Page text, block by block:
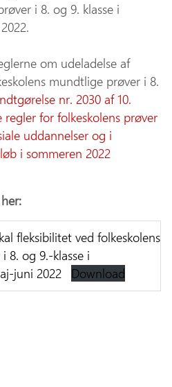
i 8. og 9. klasse i
om udeladelse af
mundtlige prøver i 8.
nr. 2030 af 10.
regler for folkeskolens prøver
uddannelser og i
i sommeren 2022
fleksibilitet ved folkeskolens
8. og 9.-klasse i
juni 2022
Download